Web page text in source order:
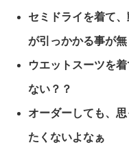
セミドライを着て
が引っかかる事が
ウエットスーツを
ない？？
オーダーしても、
たくないよなぁ